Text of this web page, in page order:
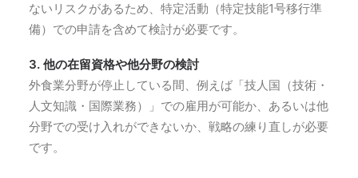
ないリスクがあるため、特定活動（特定技能1号移行準
備）での申請を含めて検討が必要です。
3. 他の在留資格や他分野の検討
外食業分野が停止している間、例えば「技人国（技術・
人文知識・国際業務）」での雇用が可能か、あるいは他
分野での受け入れができないか、戦略の練り直しが必要
です。